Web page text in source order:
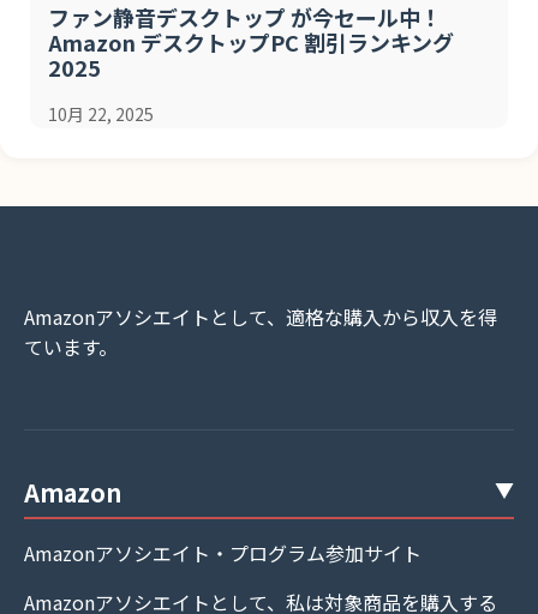
ファン静音デスクトップ が今セール中！
Amazon デスクトップPC 割引ランキング
2025
10月 22, 2025
Amazonアソシエイトとして、適格な購入から収入を得
ています。
Amazon
Amazonアソシエイト・プログラム参加サイト
Amazonアソシエイトとして、私は対象商品を購入する